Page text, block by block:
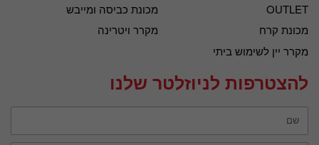
OUTLET
מכונת כביסה ומייבש
מכונת קרח
מקרר ויטרינה
מקרר יין לשימוש ביתי
להצטרפות לניוזלטר שלנו